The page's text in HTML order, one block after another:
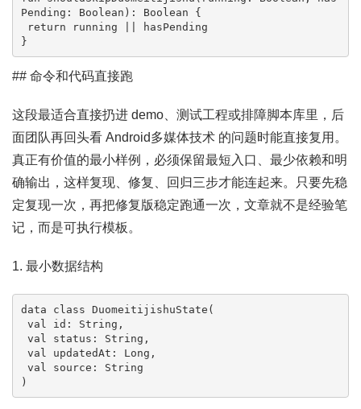
Pending: Boolean): Boolean {
}
## 命令和代码直接跑
这段最适合直接扔进 demo、测试工程或排障脚本库里，后
面团队再回头看 Android多媒体技术 的问题时能直接复用。
真正有价值的最小样例，必须保留最短入口、最少依赖和明
确输出，这样复现、修复、回归三步才能连起来。只要先稳
定复现一次，再把修复版稳定跑通一次，文章就不是经验笔
记，而是可执行模板。
1. 最小数据结构
data class DuomeitijishuState(
)